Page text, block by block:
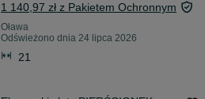
1 140,97 zł z Pakietem Ochronnym
Oława
Odświeżono dnia 24 lipca 2026
21